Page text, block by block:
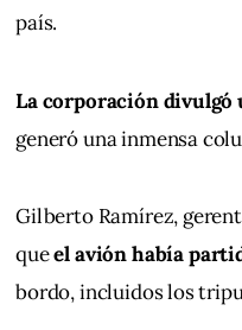
país.
La corporación divulgó
generó una inmensa
Gilberto Ramírez,
que el avión había
bordo, incluidos los